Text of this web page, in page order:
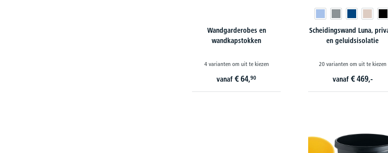
Wandgarderobes en
wandkapstokken
4 varianten om uit te kiezen
vanaf€ 64,90
Scheidingswand Luna,
en geluidsisolatie
20 varianten om uit te kiezen
vanaf € 469,-